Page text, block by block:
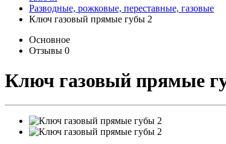
Разводные, рожковые, переставные, газовые
Ключ газовый прямые губы 2
Основное
Отзывы 0
Ключ газовый прямые